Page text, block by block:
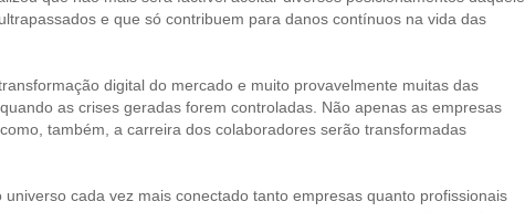
e que só contribuem para danos contínuos na vida das
digital do mercado e muito provavelmente muitas das
as crises geradas forem controladas. Não apenas as empresas
também, a carreira dos colaboradores serão transformadas
cada vez mais conectado tanto empresas quanto profissionais